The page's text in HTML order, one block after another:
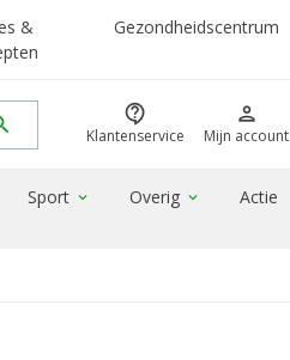
&
Gezondheidscentrum
contact_support
Klantenservice
person
Mijn account
Sport expand_more Overig expand_more Actie